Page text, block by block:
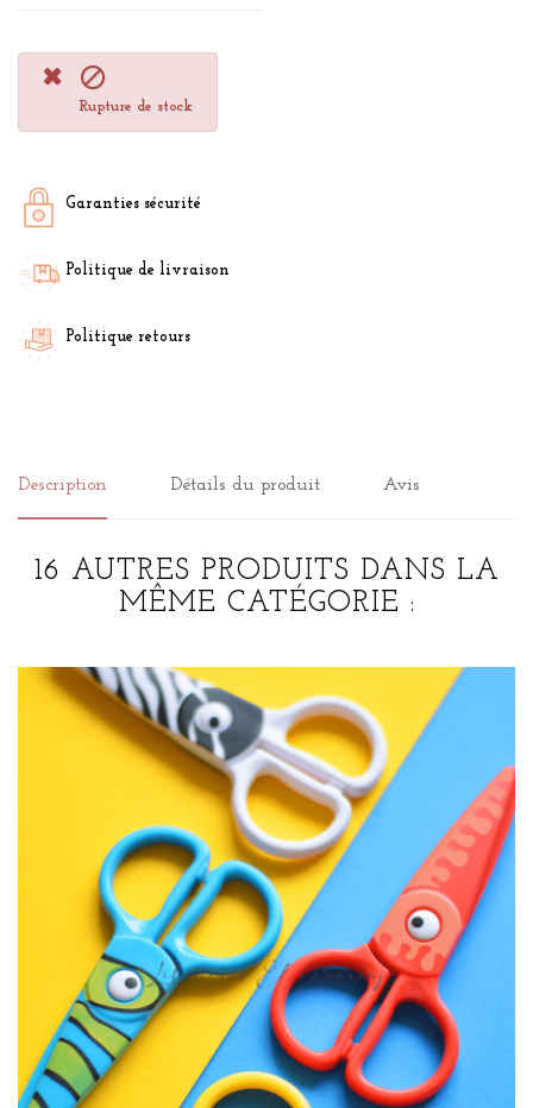

Rupture de stock
Garanties sécurité
Politique de livraison
Politique retours
Description Détails du produit Avis
16 AUTRES PRODUITS DANS LA
MÊME CATÉGORIE :